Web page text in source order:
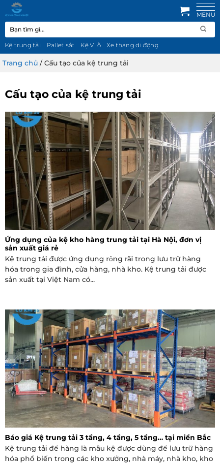
qua
nội
dung
Tìm
kiếm:
Kệ trung tải Pallet sắt Kệ V lỗ Xe thang di động
Trang chủ /Cấu tạo của kệ trung tải
Cấu tạo của kệ trung tải
Ứng dụng của kệ kho hàng trung tải tại Hà Nội, đơn vị
sản xuất giá rẻ
Kệ trung tải được ứng dụng rộng rãi trong lưu trữ hàng
hóa trong gia đình, cửa hàng, nhà kho. Kệ trung tải được
sản xuất tại Việt Nam có...
Báo giá Kệ trung tải 3 tầng, 4 tầng, 5 tầng… tại miền Bắc
Kệ trung tải để hàng là mẫu kệ được dùng để lưu trữ hàng
hóa phổ biến trong các kho xưởng, nhà máy, nhà kho, kho